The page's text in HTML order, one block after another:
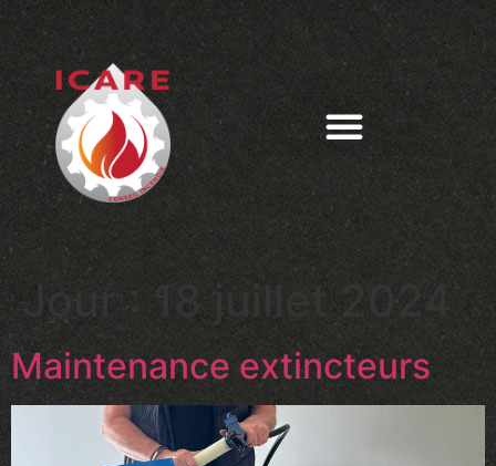
Jour : 18 juillet 2024
Maintenance extincteurs